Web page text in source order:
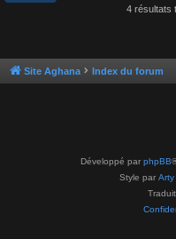
4 résultats
Site Aghana Index du forum
Développé par phpBB
Style par Arty